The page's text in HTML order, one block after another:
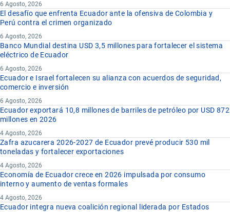
6 Agosto, 2026
El desafío que enfrenta Ecuador ante la ofensiva de Colombia y
Perú contra el crimen organizado
6 Agosto, 2026
Banco Mundial destina USD 3,5 millones para fortalecer el sistema
eléctrico de Ecuador
6 Agosto, 2026
Ecuador e Israel fortalecen su alianza con acuerdos de seguridad,
comercio e inversión
6 Agosto, 2026
Ecuador exportará 10,8 millones de barriles de petróleo por USD 872
millones en 2026
4 Agosto, 2026
Zafra azucarera 2026-2027 de Ecuador prevé producir 530 mil
toneladas y fortalecer exportaciones
4 Agosto, 2026
Economía de Ecuador crece en 2026 impulsada por consumo
interno y aumento de ventas formales
4 Agosto, 2026
Ecuador integra nueva coalición regional liderada por Estados